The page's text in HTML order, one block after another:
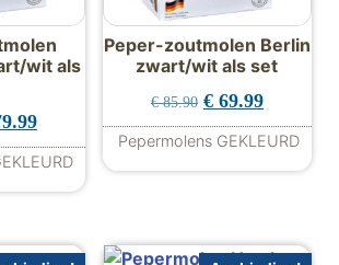
wit als
prijs was: € 92.90.
Huidige prijs is: € 79.99.
Peper-zoutmolen Berlin
zwart/wit als set
€85.90 Oorspronkelijke
€69.99Huidige
Pepermolens GEKLEURD